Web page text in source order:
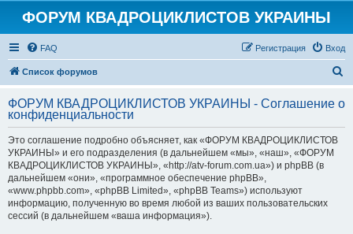
ФОРУМ КВАДРОЦИКЛИСТОВ УКРАИНЫ
FAQ Вход
Регистрация
Список форумов
и
с
ФОРУМ КВАДРОЦИКЛИСТОВ УКРАИНЫ - Соглашение о
конфиденциальности
Это соглашение подробно объясняет, как «ФОРУМ КВАДРОЦИКЛИСТОВ
УКРАИНЫ» и его подразделения (в дальнейшем «мы», «наш», «ФОРУМ
КВАДРОЦИКЛИСТОВ УКРАИНЫ», «http://atv-forum.com.ua») и phpBB (в
дальнейшем «они», «программное обеспечение phpBB»,
«www.phpbb.com», «phpBB Limited», «phpBB Teams») используют
информацию, полученную во время любой из ваших пользовательских
сессий (в дальнейшем «ваша информация»).